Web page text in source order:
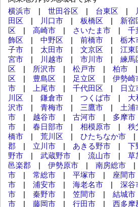
横浜市 | 世田谷区 | 台東区 |
田区 | 川口市 | 板橋区 | 新宿
区 | 高崎市 | さいたま市 | 千
飾区 | 中野区 | 前橋市 | 栃木
子市 | 太田市 | 文京区 | 江東
宮市 | 川越市 | 市川市 | 練馬
区 | 所沢市 | 松戸市 | 柏市
区 | 豊島区 | 足立区 | 伊勢崎
市 | 上尾市 | 千代田区 | 日立
川区 | 鎌倉市 | つくば市 | 大
沢市 | 青梅市 | 三鷹市 | 土浦
市 | 越谷市 | 古河市 | 多摩市
市 | 春日部市 | 相模原市 | 秩
橋市 | 荒川区 | ひたちなか市
郡 | 立川市 | あきる野市 | 下
野市 | 武蔵野市 | 流山市 | 草
邑楽郡 | 伊勢原市 | 南房総市
市 | 常総市 | 平塚市 | 座間市
市 | 浦安市 | 海老名市 | 深谷
市 | 秦野市 | 笠間市 | 結城市
市 | 藤岡市 | 行田市 | 西多摩